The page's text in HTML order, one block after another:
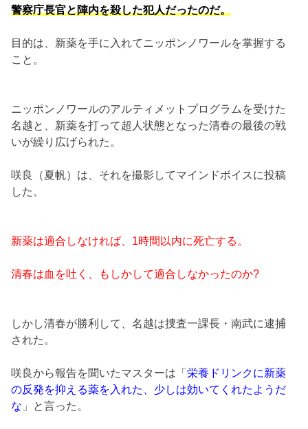
警察庁長官と陣内を殺した犯人だったのだ。
目的は、新薬を手に入れてニッポンノワールを掌握する
こと。
ニッポンノワールのアルティメットプログラムを受けた
名越と、新薬を打って超人状態となった清春の最後の戦
いが繰り広げられた。
咲良（夏帆）は、それを撮影してマインドボイスに投稿
した。
新薬は適合しなければ、1時間以内に死亡する。
清春は血を吐く、もしかして適合しなかったのか?
しかし清春が勝利して、名越は捜査一課長・南武に逮捕
された。
咲良から報告を聞いたマスターは「栄養ドリンクに新薬
の反発を抑える薬を入れた、少しは効いてくれたようだ
な 」と言った。